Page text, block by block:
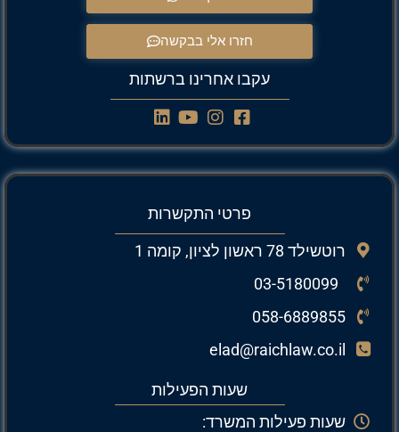
חזרו אלי בבקשה
עקבו אחרינו ברשתות
פרטי התקשרות
רוטשילד 78 ראשון לציון, קומה 1
058-6889855
elad@raichlaw.co.il
שעות הפעילות
שעות פעילות המשרד: